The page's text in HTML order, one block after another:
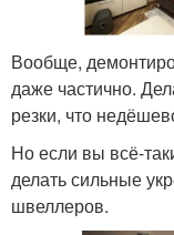
Вообще,
даже частично.
резки, что
Но если вы всё-
делать сильные
швеллеров.